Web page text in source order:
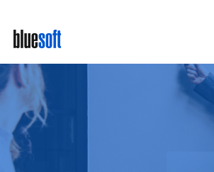
main
content